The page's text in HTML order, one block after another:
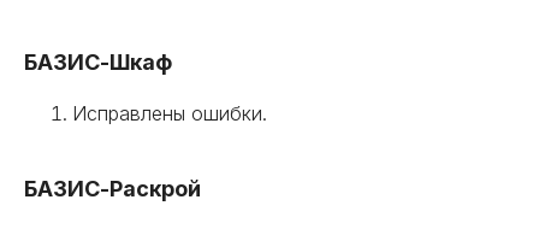
БАЗИС-Шкаф
Исправлены ошибки.
БАЗИС-Раскрой